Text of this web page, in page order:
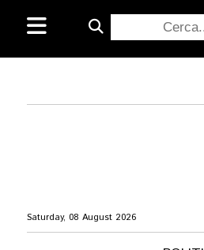
Saturday, 08 August 2026